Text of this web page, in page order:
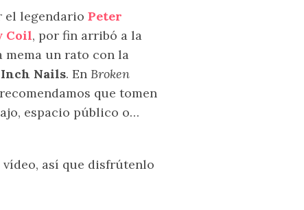
el legendario Peter
Coil, por fin arribó a la
mema un rato con la
Nails. En Broken
que tomen
espacio público o…
así que disfrútenlo